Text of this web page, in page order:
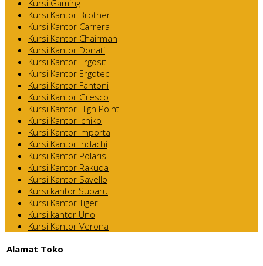
Kursi Gaming
Kursi Kantor Brother
Kursi Kantor Carrera
Kursi Kantor Chairman
Kursi Kantor Donati
Kursi Kantor Ergosit
Kursi Kantor Ergotec
Kursi Kantor Fantoni
Kursi Kantor Gresco
Kursi Kantor High Point
Kursi Kantor Ichiko
Kursi Kantor Importa
Kursi Kantor Indachi
Kursi Kantor Polaris
Kursi Kantor Rakuda
Kursi Kantor Savello
Kursi kantor Subaru
Kursi Kantor Tiger
Kursi kantor Uno
Kursi Kantor Verona
Alamat Toko